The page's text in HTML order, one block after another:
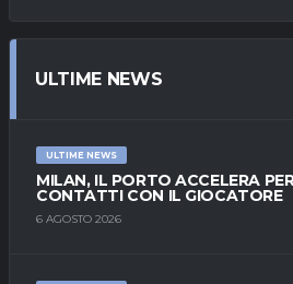
ULTIME NEWS
ULTIME NEWS
MILAN, IL PORTO ACCELERA
CONTATTI CON IL GIOCATORE
6 AGOSTO 2026